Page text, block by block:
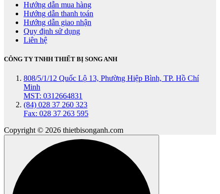
Hướng dẫn mua hàng
Hướng dẫn thanh toán
Hướng dẫn giao nhận
Quy định sử dụng
Liên hệ
CÔNG TY TNHH THIẾT BỊ SONG ANH
808/5/1/12 Quốc Lộ 13, Phường Hiệp Bình, TP. Hồ Chí
Minh
MST: 0312664831
(84) 028 37 260 323
Fax: 028 37 263 595
Copyright © 2026 thietbisonganh.com